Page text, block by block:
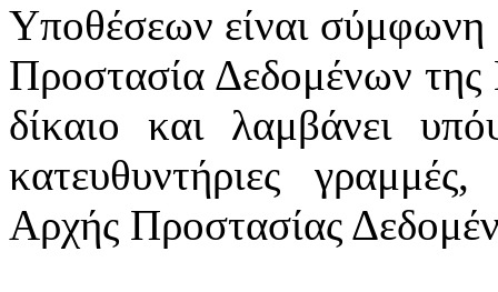
Υποθέσεων είναι σύμφωνη
Προστασία Δεδομένων
δίκαιο και λαμβάνει
κατευθυντήριες
Αρχής Προστασίας